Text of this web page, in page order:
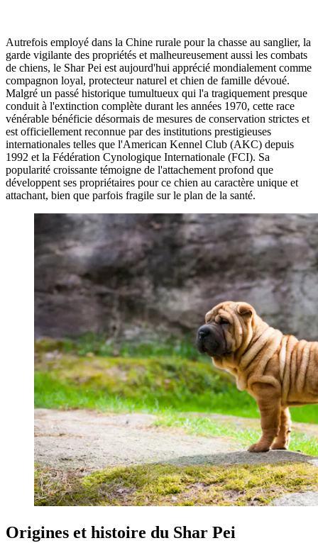
Autrefois employé dans la Chine rurale pour la chasse au sanglier, la
garde vigilante des propriétés et malheureusement aussi les combats
de chiens, le Shar Pei est aujourd'hui apprécié mondialement comme
compagnon loyal, protecteur naturel et chien de famille dévoué.
Malgré un passé historique tumultueux qui l'a tragiquement presque
conduit à l'extinction complète durant les années 1970, cette race
vénérable bénéficie désormais de mesures de conservation strictes et
est officiellement reconnue par des institutions prestigieuses
internationales telles que l'American Kennel Club (AKC) depuis
1992 et la Fédération Cynologique Internationale (FCI). Sa
popularité croissante témoigne de l'attachement profond que
développent ses propriétaires pour ce chien au caractère unique et
attachant, bien que parfois fragile sur le plan de la santé.
Origines et histoire du Shar Pei